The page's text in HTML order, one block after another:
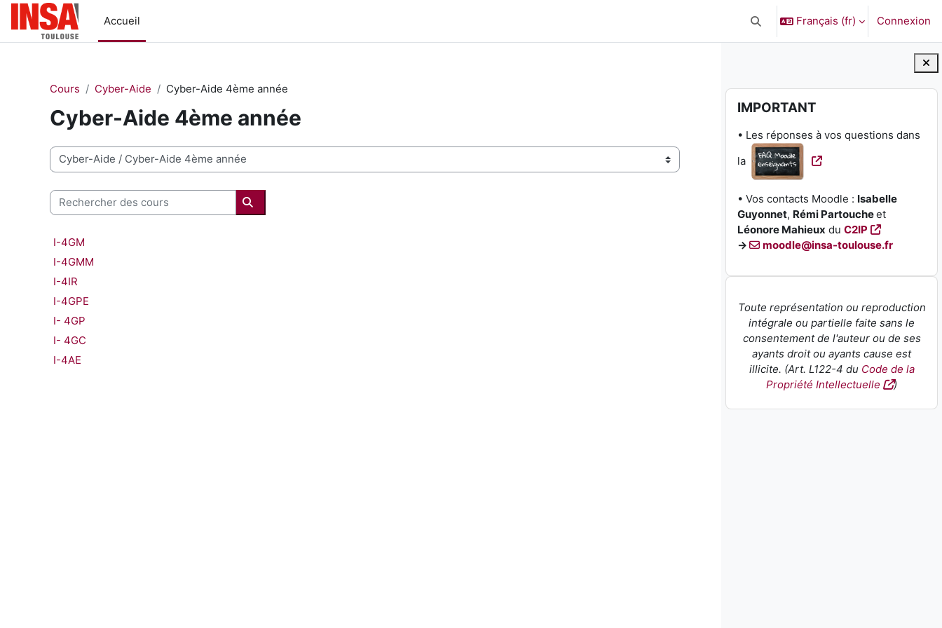
Passer au contenu principal
Accueil
Activer/désactiver la saisie de
Français ‎(fr)‎ Connexion
Blocs
Passer IMPORTANT
IMPORTANT
• Les réponses à vos questions dans
la
• Vos contacts Moodle : Isabelle
Guyonnet, Rémi Partoucheet
Léonore Mahieux duC2IP
→
moodle@insa-toulouse.fr
Toute représentation ou reproduction
intégrale ou partielle faite sans le
consentement de l'auteur ou de ses
ayants droit ou ayants cause est
illicite. (Art. L122-4 du Code de la
Propriété Intellectuelle
)
Cours Cyber-Aide Cyber-Aide 4ème année
Cyber-Aide 4ème année
Catégories de cours
Rechercher des cours
Rechercher des cours
I-4GM
I-4GMM
I-4IR
I-4GPE
I- 4GP
I- 4GC
I-4AE